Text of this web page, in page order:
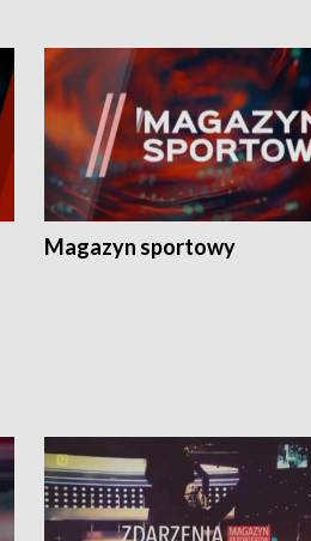
Magazyn sportowy